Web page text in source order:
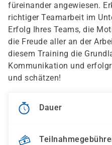
füreinander angewiesen.
richtiger Teamarbeit im
Erfolg Ihres Teams, die
die Freude aller an der
diesem Training die
Kommunikation und
und schätzen!
Dauer